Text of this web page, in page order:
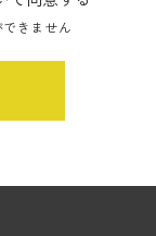
上記利用目的
だけでなく委
人情報を開示
きません